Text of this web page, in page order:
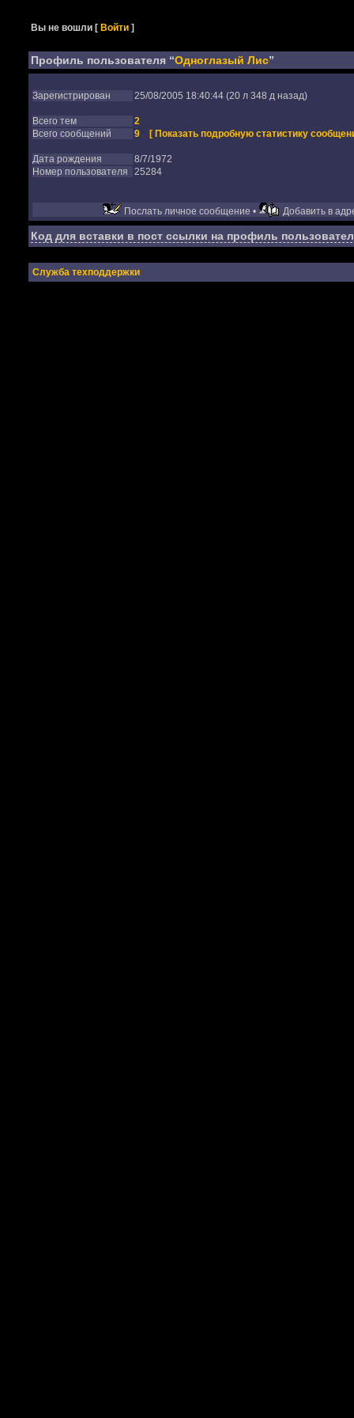
Вы не вошли [Войти ]
Профиль пользователя “Одноглазый Лис”
Зарегистрирован 25/08/2005 18:40:44 (20 л 348 д назад)
Всего тем
2
Всего сообщений
9 [ Показать подробную статистику
Дата рождения
8/7/1972
Номер пользователя
25284
Послать личное сообщение • Добавить в
Код для вставки в пост ссылки на профиль
Служба техподдержки